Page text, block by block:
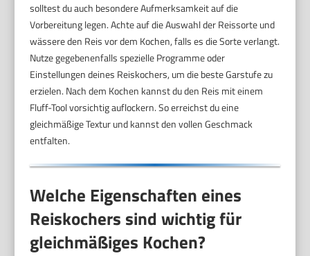
solltest du auch besondere Aufmerksamkeit auf die
Vorbereitung legen. Achte auf die Auswahl der Reissorte und
wässere den Reis vor dem Kochen, falls es die Sorte verlangt.
Nutze gegebenenfalls spezielle Programme oder
Einstellungen deines Reiskochers, um die beste Garstufe zu
erzielen. Nach dem Kochen kannst du den Reis mit einem
Fluff-Tool vorsichtig auflockern. So erreichst du eine
gleichmäßige Textur und kannst den vollen Geschmack
entfalten.
Welche Eigenschaften eines
Reiskochers sind wichtig für
gleichmäßiges Kochen?